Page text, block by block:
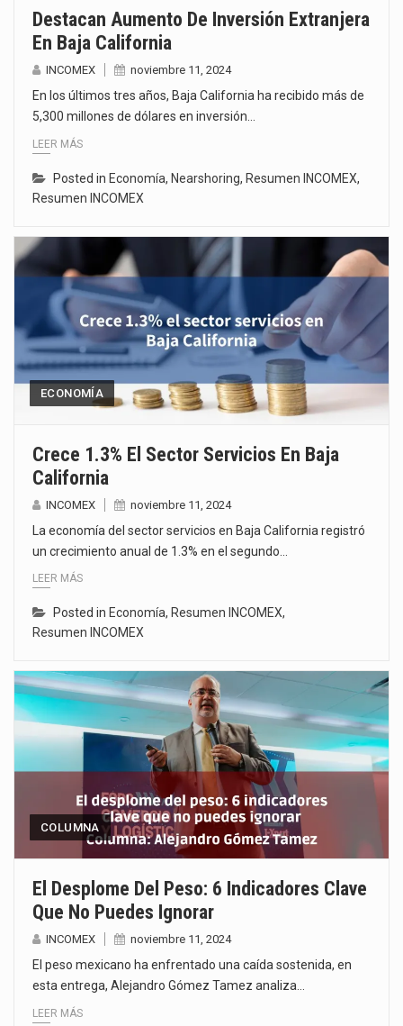
Destacan Aumento De Inversión Extranjera
En Baja California
INCOMEX noviembre 11, 2024
En los últimos tres años, Baja California ha recibido más de
5,300 millones de dólares en inversión…
LEER MÁS
Posted in Economía, Nearshoring, Resumen INCOMEX,
Resumen INCOMEX
ECONOMÍA
Crece 1.3% El Sector Servicios En Baja
California
INCOMEX noviembre 11, 2024
La economía del sector servicios en Baja California registró
un crecimiento anual de 1.3% en el segundo…
LEER MÁS
Posted in Economía, Resumen INCOMEX,
Resumen INCOMEX
COLUMNA
El Desplome Del Peso: 6 Indicadores Clave
Que No Puedes Ignorar
INCOMEX noviembre 11, 2024
El peso mexicano ha enfrentado una caída sostenida, en
esta entrega, Alejandro Gómez Tamez analiza…
LEER MÁS